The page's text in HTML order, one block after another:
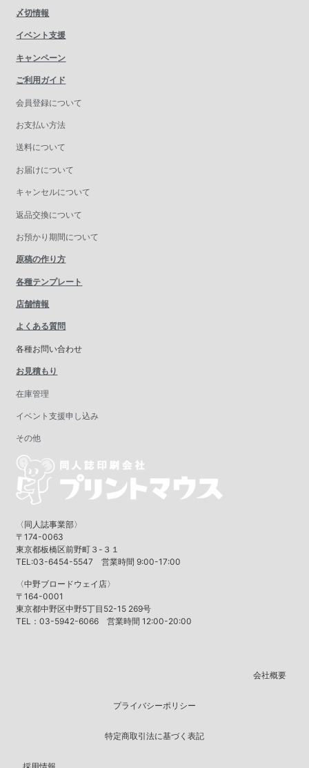
〆切情報
イベント支援
キャンペーン
ご利用ガイド
会員登録について
お支払い方法
送料について
お届けについて
キャンセルについて
返品交換について
お預かり期間について
原稿の作り方
各種テンプレート
店舗情報
よくある質問
各種お問い合わせ
お見積もり
在庫管理
イベント支援申し込み
その他
〈同人誌事業部〉
〒174-0063
東京都板橋区前野町３-３１
TEL:03-6454-5547 営業時間 9:00-17:00
〈中野ブロードウェイ店〉
〒164-0001
東京都中野区中野5丁目52-15 269号
TEL：03-5942-6066 営業時間 12:00-20:00
会社概要
プライバシーポリシー
特定商取引法に基づく表記